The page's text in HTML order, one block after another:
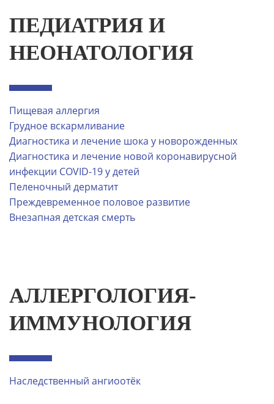
ПЕДИАТРИЯ И
НЕОНАТОЛОГИЯ
Пищевая аллергия
Грудное вскармливание
Диагностика и лечение шока у новорожденных
Диагностика и лечение новой коронавирусной
инфекции COVID-19 у детей
Пеленочный дерматит
Преждевременное половое развитие
Внезапная детская смерть
АЛЛЕРГОЛОГИЯ-
ИММУНОЛОГИЯ
Наследственный ангиоотёк